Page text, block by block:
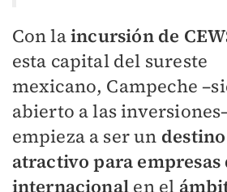
Con laincursión de
esta capital del sureste
mexicano, Campeche
abierto a las
empieza a ser un destino
atractivo para empresas
internacional en el